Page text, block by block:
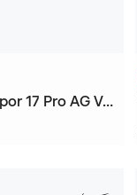
Air Zoom Mercurial Vapor 17 Pro AG Voetbalschoenen